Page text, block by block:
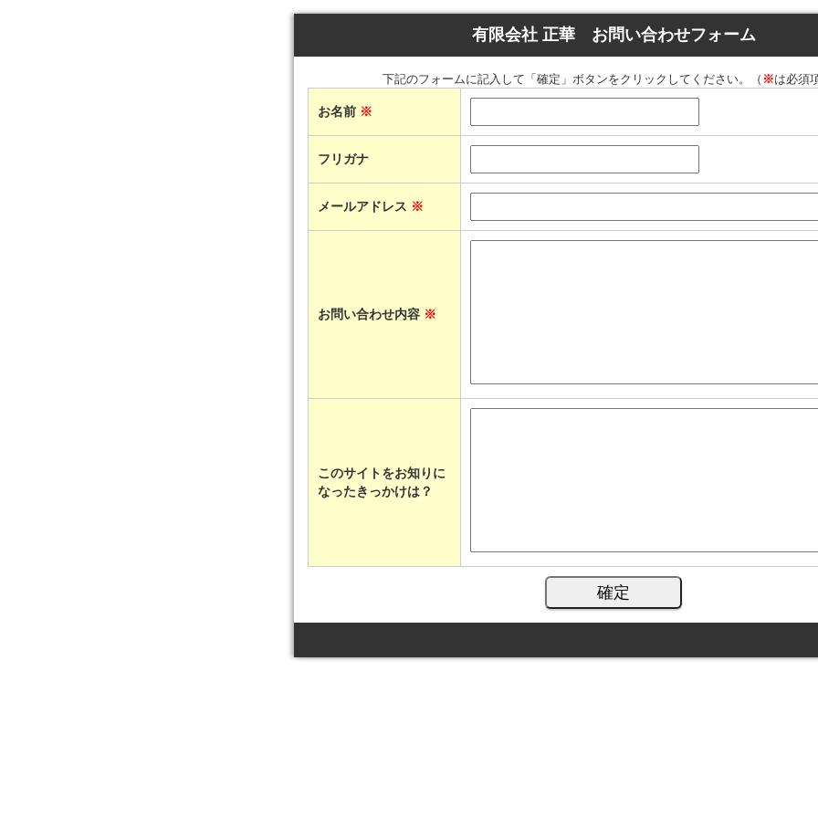
有限会社 正華 お問い合わせフォーム
下記のフォームに記入して「確定」ボタンをクリックしてください。（ ※は必須
お名前 ※
フリガナ
メールアドレス ※
お問い合わせ内容 ※
このサイトをお知りに
なったきっかけは？